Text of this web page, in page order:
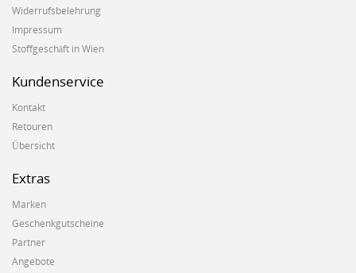
Widerrufsbelehrung
Impressum
Stoffgeschäft in Wien
Kundenservice
Kontakt
Retouren
Übersicht
Extras
Marken
Geschenkgutscheine
Partner
Angebote